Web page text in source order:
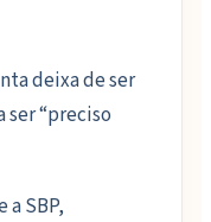
deixa de ser
ser “preciso
SBP,